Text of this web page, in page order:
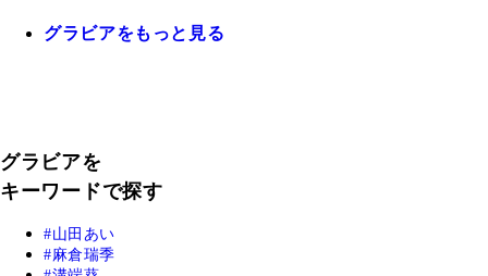
グラビアをもっと見る
グラビアを
キーワードで探す
山田あい
麻倉瑞季